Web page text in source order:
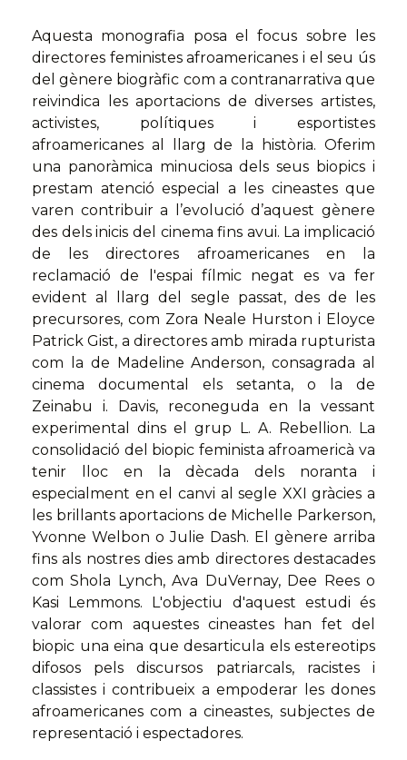
Aquesta monografia posa el focus sobre les
directores feministes afroamericanes i el seu ús
del gènere biogràfic com a contranarrativa que
reivindica les aportacions de diverses artistes,
activistes, polítiques i esportistes
afroamericanes al llarg de la història. Oferim
una panoràmica minuciosa dels seus biopics i
prestam atenció especial a les cineastes que
varen contribuir a l’evolució d’aquest gènere
des dels inicis del cinema fins avui. La implicació
de les directores afroamericanes en la
reclamació de l'espai fílmic negat es va fer
evident al llarg del segle passat, des de les
precursores, com Zora Neale Hurston i Eloyce
Patrick Gist, a directores amb mirada rupturista
com la de Madeline Anderson, consagrada al
cinema documental els setanta, o la de
Zeinabu i. Davis, reconeguda en la vessant
experimental dins el grup L. A. Rebellion. La
consolidació del biopic feminista afroamericà va
tenir lloc en la dècada dels noranta i
especialment en el canvi al segle XXI gràcies a
les brillants aportacions de Michelle Parkerson,
Yvonne Welbon o Julie Dash. El gènere arriba
fins als nostres dies amb directores destacades
com Shola Lynch, Ava DuVernay, Dee Rees o
Kasi Lemmons. L'objectiu d'aquest estudi és
valorar com aquestes cineastes han fet del
biopic una eina que desarticula els estereotips
difosos pels discursos patriarcals, racistes i
classistes i contribueix a empoderar les dones
afroamericanes com a cineastes, subjectes de
representació i espectadores.